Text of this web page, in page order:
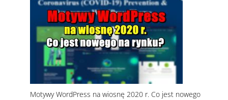
Motywy WordPress na wiosnę 2020 r. Co jest nowego